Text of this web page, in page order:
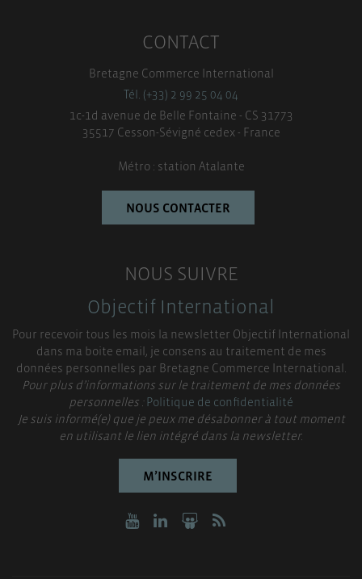
CONTACT
Bretagne Commerce International
Tél. (+33) 2 99 25 04 04
1c-1d avenue de Belle Fontaine - CS 31773
35517 Cesson-Sévigné cedex - France
Métro : station Atalante
NOUS CONTACTER
NOUS SUIVRE
Objectif International
Pour recevoir tous les mois la newsletter Objectif International
dans ma boite email, je consens au traitement de mes
données personnelles par Bretagne Commerce International.
Pour plus d’informations sur le traitement de mes données
personnelles :Politique de confidentialité
Je suis informé(e) que je peux me désabonner à tout moment
en utilisant le lien intégré dans la newsletter.
M’INSCRIRE